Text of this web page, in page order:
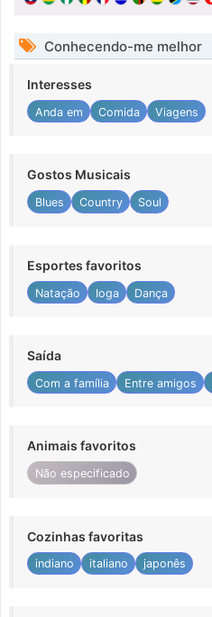
Conhecendo-me melhor
Interesses
Anda em Comida Viagens
Gostos Musicais
Blues Country Soul
Esportes favoritos
Natação Ioga Dança
Saída
Com a família Entre amigos
Animais favoritos
Não especificado
Cozinhas favoritas
indiano italiano japonês